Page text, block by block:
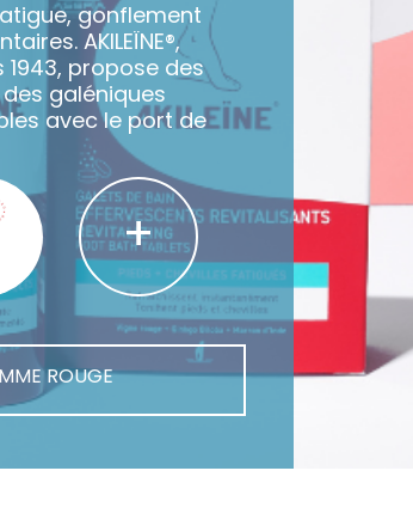
gonflement
AKILEÏNE®,
1943, propose des
galéniques
avec le port de
+
ROUGE